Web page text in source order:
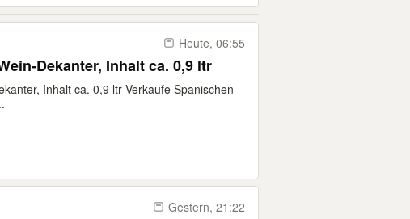
Heute, 06:55
Dekanter, Inhalt ca. 0,9 ltr
Inhalt ca. 0,9 ltr Verkaufe Spanischen
Gestern, 21:22